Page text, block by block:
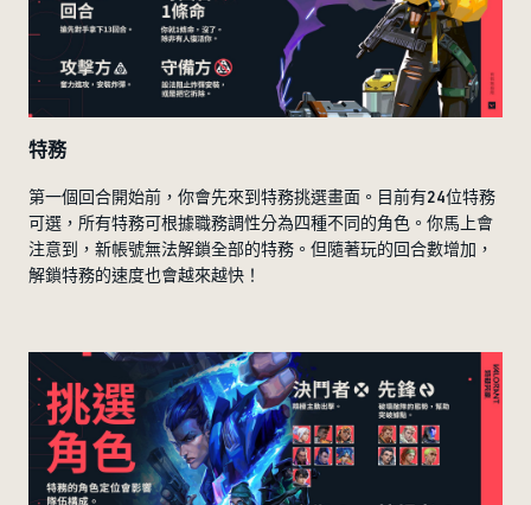
特務
第一個回合開始前，你會先來到特務挑選畫面。目前有24位特務
可選，所有特務可根據職務調性分為四種不同的角色。你馬上會
注意到，新帳號無法解鎖全部的特務。但隨著玩的回合數增加，
解鎖特務的速度也會越來越快！